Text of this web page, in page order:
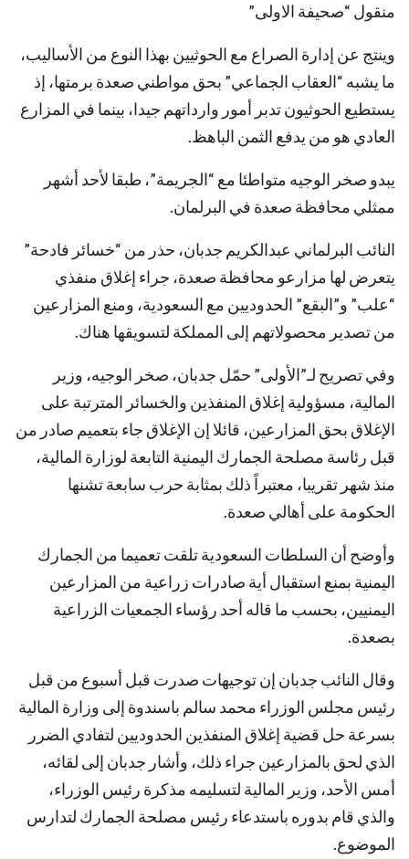
منقول “صحيفة الاولى”
وينتج عن إدارة الصراع مع الحوثيين بهذا النوع من الأساليب،
ما يشبه “العقاب الجماعي” بحق مواطني صعدة برمتها، إذ
يستطيع الحوثيون تدبر أمور وارداتهم جيدا، بينما في المزارع
العادي هو من يدفع الثمن الباهظ.
يبدو صخر الوجيه متواطئا مع “الجريمة”، طبقا لأحد أشهر
ممثلي محافظة صعدة في البرلمان.
النائب البرلماني عبدالكريم جدبان، حذر من “خسائر فادحة”
يتعرض لها مزارعو محافظة صعدة، جراء إغلاق منفذي
“علب” و”البقع” الحدوديين مع السعودية، ومنع المزارعين
من تصدير محصولاتهم إلى المملكة لتسويقها هناك.
وفي تصريح لـ”الأولى” حمّل جدبان، صخر الوجيه، وزير
المالية، مسؤولية إغلاق المنفذين والخسائر المترتبة على
الإغلاق بحق المزارعين، قائلا إن الإغلاق جاء بتعميم صادر من
قبل رئاسة مصلحة الجمارك اليمنية التابعة لوزارة المالية،
منذ شهر تقريبا، معتبراً ذلك بمثابة حرب سابعة تشنها
الحكومة على أهالي صعدة.
وأوضح أن السلطات السعودية تلقت تعميما من الجمارك
اليمنية بمنع استقبال أية صادرات زراعية من المزارعين
اليمنيين، بحسب ما قاله أحد رؤساء الجمعيات الزراعية
بصعدة.
وقال النائب جدبان إن توجيهات صدرت قبل أسبوع من قبل
رئيس مجلس الوزراء محمد سالم باسندوة إلى وزارة المالية
بسرعة حل قضية إغلاق المنفذين الحدوديين لتفادي الضرر
الذي لحق بالمزارعين جراء ذلك، وأشار جدبان إلى لقائه،
أمس الأحد، وزير المالية لتسليمه مذكرة رئيس الوزراء،
والذي قام بدوره باستدعاء رئيس مصلحة الجمارك لتدارس
الموضوع.